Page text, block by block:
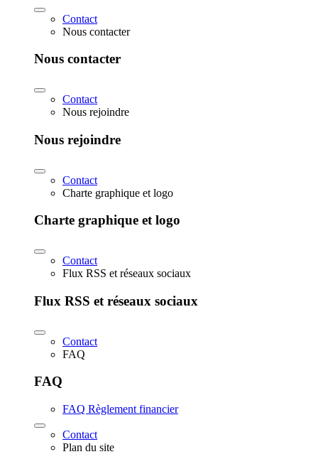
Contact
Nous contacter
Nous contacter
Contact
Nous rejoindre
Nous rejoindre
Contact
Charte graphique et logo
Charte graphique et logo
Contact
Flux RSS et réseaux sociaux
Flux RSS et réseaux sociaux
Contact
FAQ
FAQ
FAQ Règlement financier
Contact
Plan du site